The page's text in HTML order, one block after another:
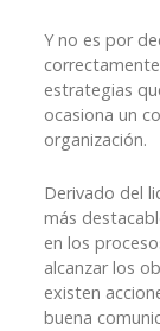
Y no es por
estrategias
ocasiona un
organización.
Derivado del
más
en los
alcanzar los
existen
buena